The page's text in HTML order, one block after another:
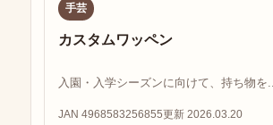
手芸
カスタムワッペン
入園・入学シーズンに向けて、持ち物を...
JAN 4968583256855更新 2026.03.20